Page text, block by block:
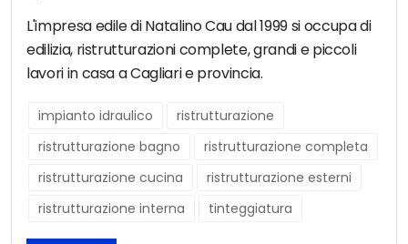
L'impresa edile di Natalino Cau dal 1999 si occupa di
edilizia, ristrutturazioni complete, grandi e piccoli
lavori in casa a Cagliari e provincia.
impianto idraulico
ristrutturazione
ristrutturazione bagno
ristrutturazione completa
ristrutturazione cucina
ristrutturazione esterni
ristrutturazione interna
tinteggiatura